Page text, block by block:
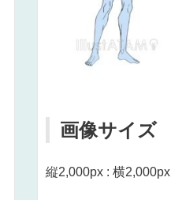
画像サイズ
縦2,000px : 横2,000px